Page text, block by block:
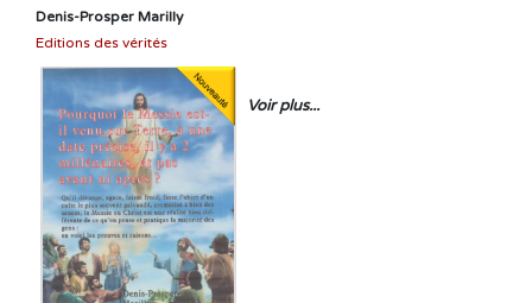
Denis-Prosper Marilly
Editions des vérités
Voir plus...